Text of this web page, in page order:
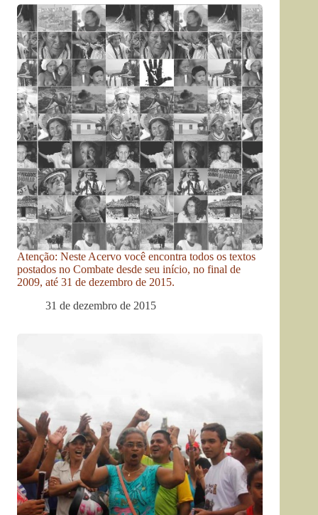
Atenção: Neste Acervo você encontra todos os textos
postados no Combate desde seu início, no final de
2009, até 31 de dezembro de 2015.
31 de dezembro de 2015